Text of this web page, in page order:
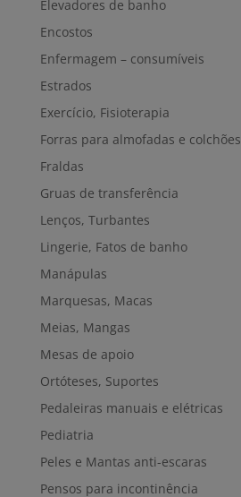
Elevadores de banho
Encostos
Enfermagem – consumíveis
Estrados
Exercício, Fisioterapia
Forras para almofadas e colchões
Fraldas
Gruas de transferência
Lenços, Turbantes
Lingerie, Fatos de banho
Manápulas
Marquesas, Macas
Meias, Mangas
Mesas de apoio
Ortóteses, Suportes
Pedaleiras manuais e elétricas
Pediatria
Peles e Mantas anti-escaras
Pensos para incontinência